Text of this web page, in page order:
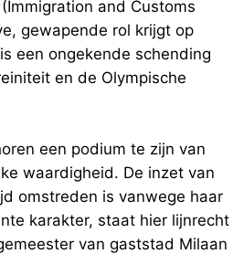
and Customs
gewapende rol krijgt op
een ongekende schending
en de Olympische
een podium te zijn van
waardigheid. De inzet van
omstreden is vanwege haar
karakter, staat hier lijnrecht
van gaststad Milaan